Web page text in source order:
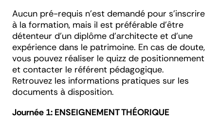
Aucun pré-requis n'est demandé pour s'inscrire
à la formation, mais il est préférable d'être
détenteur d'un diplôme d'architecte et d'une
expérience dans le patrimoine. En cas de doute,
vous pouvez réaliser le quizz de positionnement
et contacter le référent pédagogique.
Retrouvez les informations pratiques sur les
documents à disposition.
Journée 1: ENSEIGNEMENT THÉORIQUE